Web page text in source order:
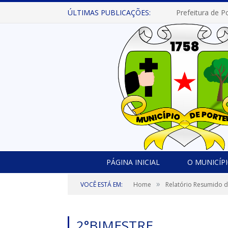
ÚLTIMAS PUBLICAÇÕES:
PÁGINA INICIAL O
VOCÊ ESTÁ EM: Home » Relatório Resumido